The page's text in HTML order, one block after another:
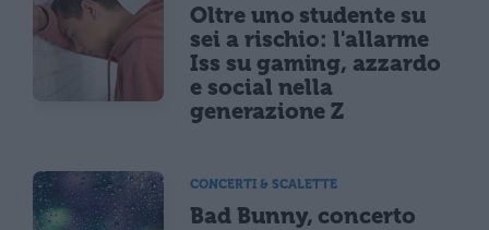
Oltre uno studente su
sei a rischio: l'allarme
Iss su gaming, azzardo
e social nella
generazione Z
CONCERTI & SCALETTE
Bad Bunny, concerto